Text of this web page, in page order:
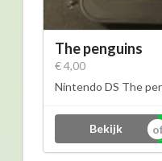
The penguins
€ 4,00
Nintendo DS The
Bekijk